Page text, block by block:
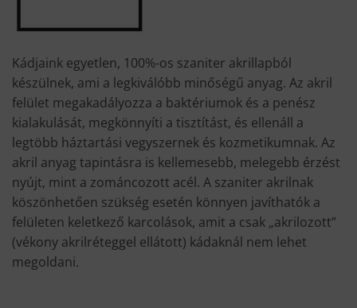
Kádjaink egyetlen, 100%-os szaniter akrillapból
készülnek, ami a legkiválóbb minőségű anyag. Az akril
felület megakadályozza a baktériumok és a penész
kialakulását, megkönnyíti a tisztítást, és ellenáll a
legtöbb háztartási vegyszernek és kozmetikumnak. Az
akril anyag tapintásra is kellemesebb, melegebb érzést
nyújt, mint a zománcozott acél. A szaniter akrilnak
köszönhetően szükség esetén könnyen javíthatók a
felületen keletkező karcolások, amit a csak „akrilozott”
(vékony akrilréteggel ellátott) kádaknál nem lehet
megoldani.